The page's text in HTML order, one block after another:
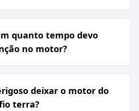
quanto tempo devo
no motor?
deixar o motor do
terra?